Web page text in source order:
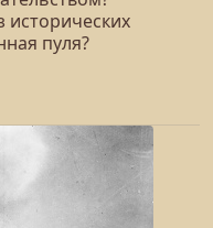
исторических
пуля?